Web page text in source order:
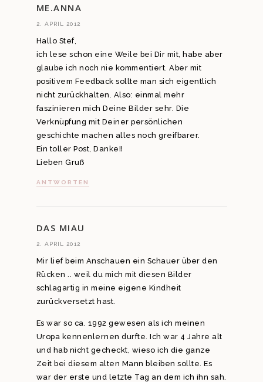
ME.ANNA
2. APRIL 2012
Hallo Stef,
ich lese schon eine Weile bei Dir mit, habe aber
glaube ich noch nie kommentiert. Aber mit
positivem Feedback sollte man sich eigentlich
nicht zurückhalten. Also: einmal mehr
faszinieren mich Deine Bilder sehr. Die
Verknüpfung mit Deiner persönlichen
geschichte machen alles noch greifbarer.
Ein toller Post, Danke!!
Lieben Gruß
ANTWORTEN
DAS MIAU
2. APRIL 2012
Mir lief beim Anschauen ein Schauer über den
Rücken .. weil du mich mit diesen Bilder
schlagartig in meine eigene Kindheit
zurückversetzt hast.
Es war so ca. 1992 gewesen als ich meinen
Uropa kennenlernen durfte. Ich war 4 Jahre alt
und hab nicht gecheckt, wieso ich die ganze
Zeit bei diesem alten Mann bleiben sollte. Es
war der erste und letzte Tag an dem ich ihn sah.